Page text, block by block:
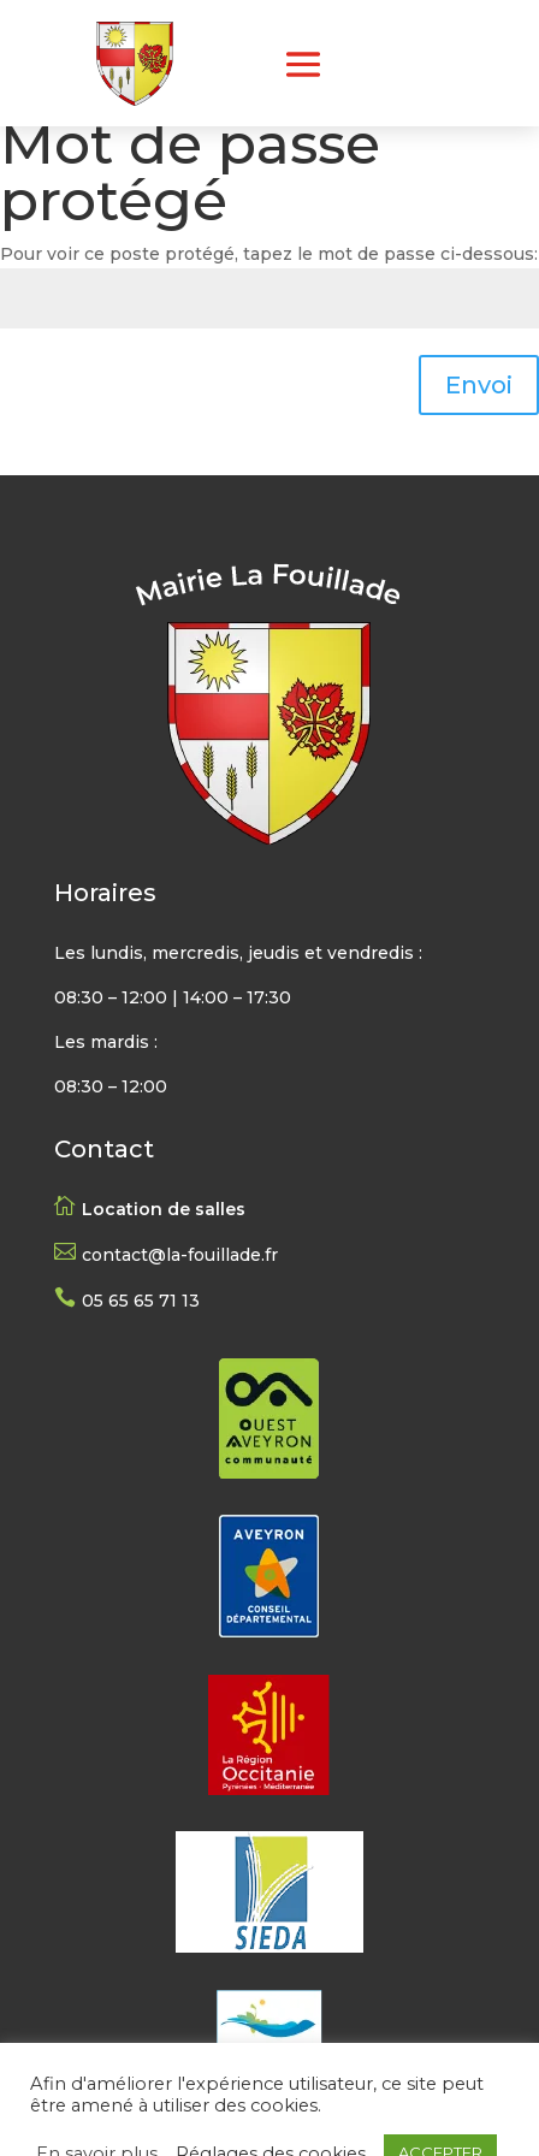
Mot de passe
protégé
Pour voir ce poste protégé, tapez le mot de passe ci-dessous:
Envoi
Horaires
Les lundis, mercredis, jeudis et vendredis :
08:30 – 12:00 | 14:00 – 17:30
Les mardis :
08:30 – 12:00
Contact
 Location de salles
 contact@la-fouillade.fr
 05 65 65 71 13
Afin d'améliorer l'expérience utilisateur, ce site peut
être amené à utiliser des cookies.